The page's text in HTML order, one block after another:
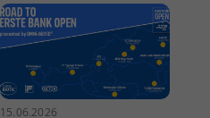
15.06.2026